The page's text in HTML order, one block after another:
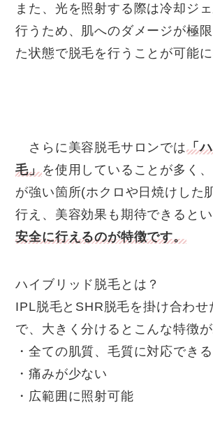
また、光を照射する際は冷却ジ
行うため、肌へのダメージが極
た状態で脱毛を行うことが可能
さらに美容脱毛サロンでは「
毛」を使用していることが多く
が強い箇所(ホクロや日焼けした
行え、美容効果も期待できると
安全に行えるのが特徴です。
ハイブリッド脱毛とは？
IPL脱毛とSHR脱毛を掛け合わせ
で、大きく分けるとこんな特徴が
・全ての肌質、毛質に対応できる
・痛みが少ない
・広範囲に照射可能